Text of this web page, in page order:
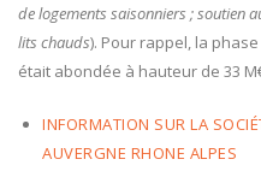
de logements saisonniers ; soutien
lits chauds). Pour rappel, la
était abondée à hauteur de 33
INFORMATION SUR LA
AUVERGNE RHONE ALPES